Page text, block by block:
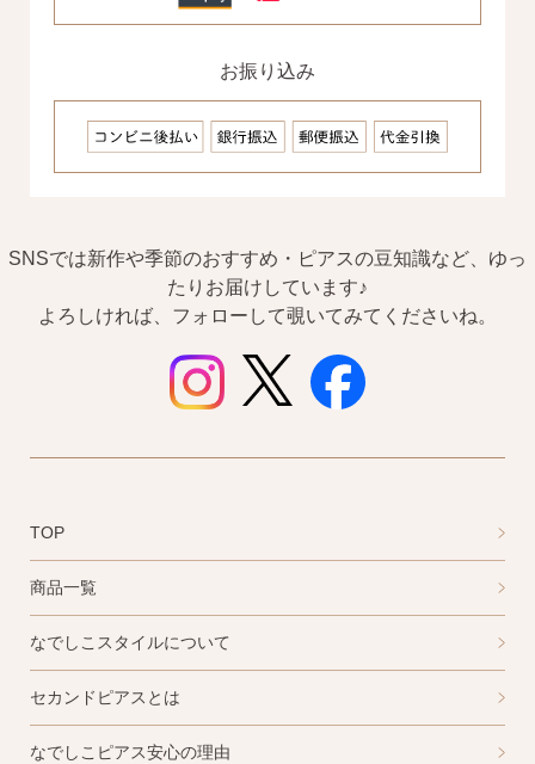
お振り込み
SNSでは新作や季節のおすすめ・ピアスの豆知識など、ゆっ
たりお届けしています♪
よろしければ、フォローして覗いてみてくださいね。
TOP
商品一覧
なでしこスタイルについて
セカンドピアスとは
なでしこピアス安心の理由